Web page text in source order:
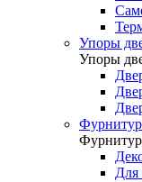
Упоры
Упоры
Для